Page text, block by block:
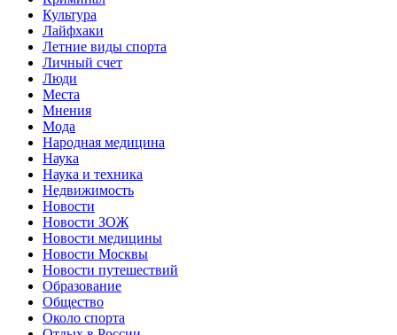
Культура
Лайфхаки
Летние виды спорта
Личный счет
Люди
Места
Мнения
Мода
Народная медицина
Наука
Наука и техника
Недвижимость
Новости
Новости ЗОЖ
Новости медицины
Новости Москвы
Новости путешествий
Образование
Общество
Около спорта